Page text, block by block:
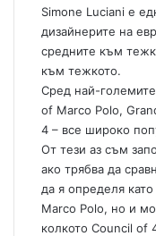
Simone Luciani е
дизайнерите на
средните към
към тежкото.
Сред най-големите
of Marco Polo,
4 – все широко
От тези аз съм
ако трябва да
да я определя
Marco Polo, но и
колкото Council of